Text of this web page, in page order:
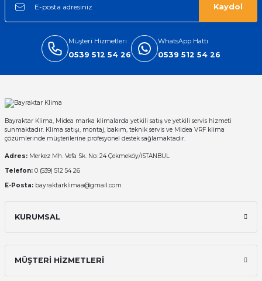
Kaydol
Müşteri Hizmetleri
0539 512 54 26
WhatsApp Hattı
0539 512 54 26
Bayraktar Klima, Midea marka klimalarda yetkili satış ve yetkili servis hizmeti
sunmaktadır. Klima satışı, montaj, bakım, teknik servis ve Midea VRF klima
çözümlerinde müşterilerine profesyonel destek sağlamaktadır.
Adres: Merkez Mh. Vefa Sk. No: 24 Çekmeköy/İSTANBUL
Telefon: 0 (539) 512 54 26
E-Posta: bayraktarklimaa@gmail.com
KURUMSAL
MÜŞTERİ HİZMETLERİ